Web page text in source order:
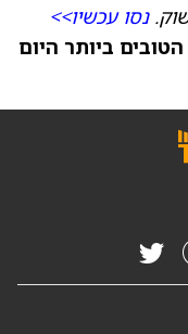
נסו עכשיו>>
ביותר היום